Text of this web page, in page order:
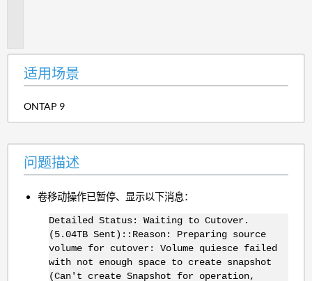
适用场景
ONTAP 9
问题描述
卷移动操作已暂停、显示以下消息：
Detailed Status: Waiting to Cutover.
(5.04TB Sent)::Reason: Preparing source
volume for cutover: Volume quiesce failed
with not enough space to create snapshot
(Can't create Snapshot for operation,